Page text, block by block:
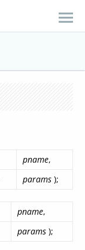
pname,
params );
pname,
params );